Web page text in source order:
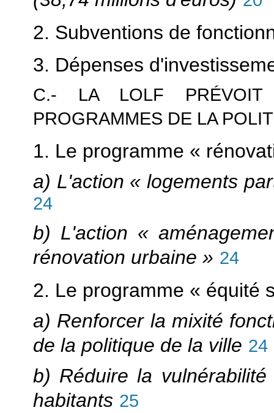
2. Subventions de
3. Dépenses
C.- LA LOLF PRÉVOIT
PROGRAMMES DE LA
1. Le programme «
a) L'action « logements
24
b) L'action «
rénovation urbaine » 24
2. Le programme « équité
a) Renforcer la mixité
de la politique de la ville 24
b) Réduire la
habitants 25